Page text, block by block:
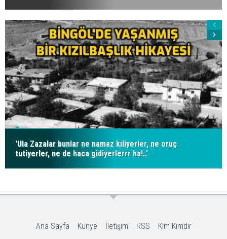
'Ula Zazalar bunlar ne namaz kıliyerler, ne oruç
tutiyerler, ne de haca gidiyerlerrr ha!..'
Ana Sayfa Künye İletişim RSS Kim Kimdir